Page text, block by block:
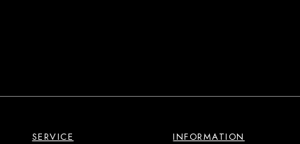
SERVICE
INFORMATION